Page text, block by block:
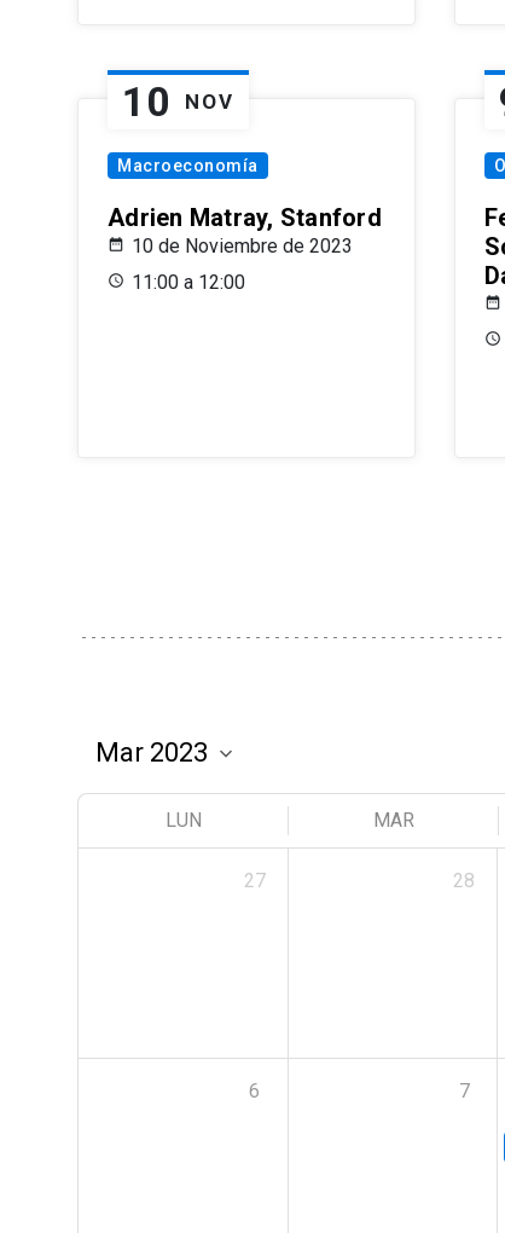
10 NOV
Macroeconomía
Adrien Matray, Stanford
10 de Noviembre de 2023
11:00 a 12:00
LUN MAR
27 28
6 7